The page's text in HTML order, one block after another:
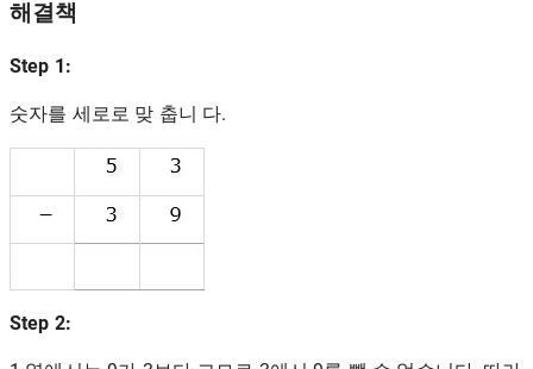
해결책
Step 1:
숫자를 세로로 맞 춥니 다.
Step 2: